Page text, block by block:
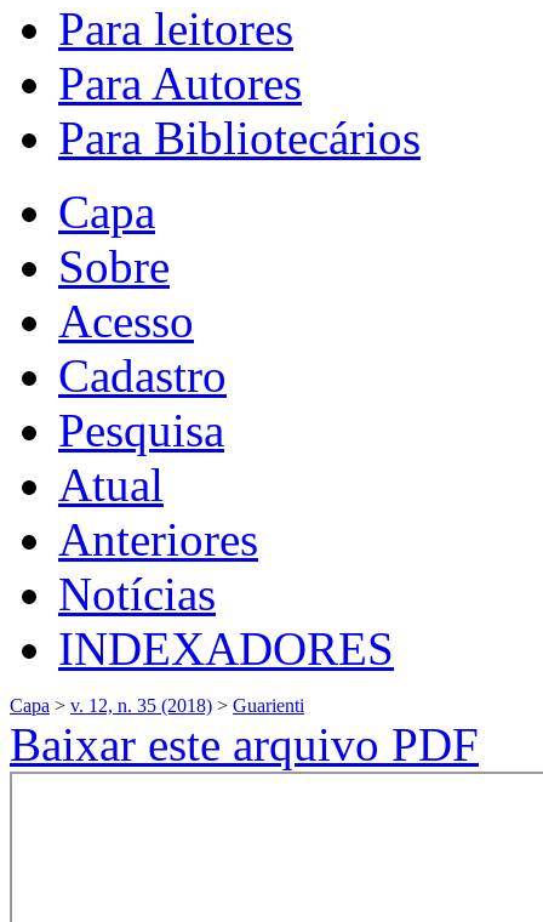
Para leitores
Para Autores
Para Bibliotecários
Capa
Sobre
Acesso
Cadastro
Pesquisa
Atual
Anteriores
Notícias
INDEXADORES
Capa > v. 12, n. 35 (2018) > Guarienti
Baixar este arquivo PDF